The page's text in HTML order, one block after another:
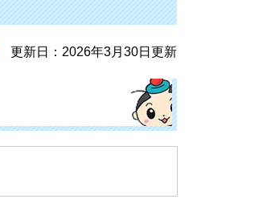
更新日：2026年3月30日更新